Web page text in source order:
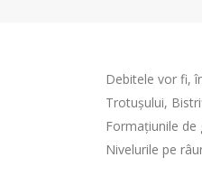
Debitele vor fi,
Trotușului,
Formațiunile de
Nivelurile pe